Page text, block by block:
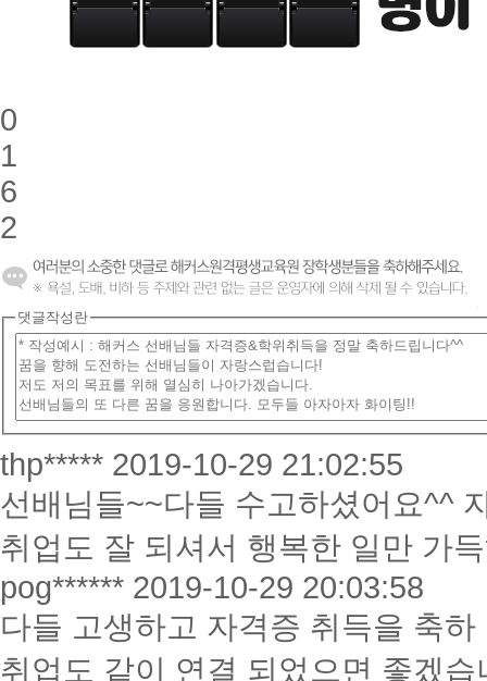
0
1
6
2
댓글작성란
thp***** 2019-10-29 21:02:55
선배님들~~다들 수고하셨어요^^
취업도 잘 되셔서 행복한 일만 가
pog****** 2019-10-29 20:03:58
다들 고생하고 자격증 취득을 축하
취업도 같이 연결 되었으면 좋겠습